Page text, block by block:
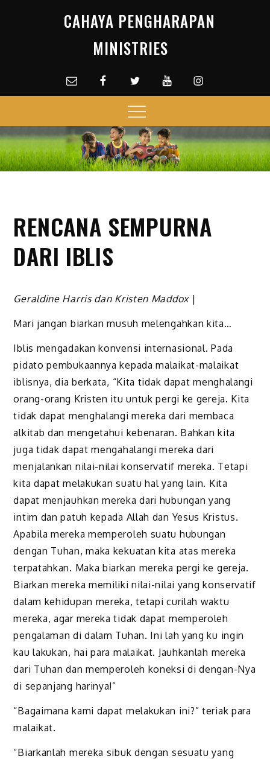
CAHAYA PENGHARAPAN
MINISTRIES
Email facebookTwitterYoutubeInstagram
Menu
RENCANA SEMPURNA
DARI IBLIS
Geraldine Harris dan Kristen Maddox|
Mari jangan biarkan musuh melengahkan kita…
Iblis mengadakan konvensi internasional. Pada
pidato pembukaannya kepada malaikat-malaikat
iblisnya, dia berkata, “Kita tidak dapat menghalangi
orang-orang Kristen itu untuk pergi ke gereja. Kita
tidak dapat menghalangi mereka dari membaca
alkitab dan mengetahui kebenaran. Bahkan kita
juga tidak dapat mengahalangi mereka dari
menjalankan nilai-nilai konservatif mereka. Tetapi
kita dapat melakukan suatu hal yang lain. Kita
dapat menjauhkan mereka dari hubungan yang
intim dan patuh kepada Allah dan Yesus Kristus.
Apabila mereka memperoleh suatu hubungan
dengan Tuhan, maka kekuatan kita atas mereka
terpatahkan. Maka biarkan mereka pergi ke gereja.
Biarkan mereka memiliki nilai-nilai yang konservatif
dalam kehidupan mereka, tetapi curilah waktu
mereka, agar mereka tidak dapat memperoleh
pengalaman di dalam Tuhan. Ini lah yang ku ingin
kau lakukan, hai para malaikat. Jauhkanlah mereka
dari Tuhan dan memperoleh koneksi di dengan-Nya
di sepanjang harinya!”
“Bagaimana kami dapat melakukan ini?” teriak para
malaikat.
“Biarkanlah mereka sibuk dengan sesuatu yang